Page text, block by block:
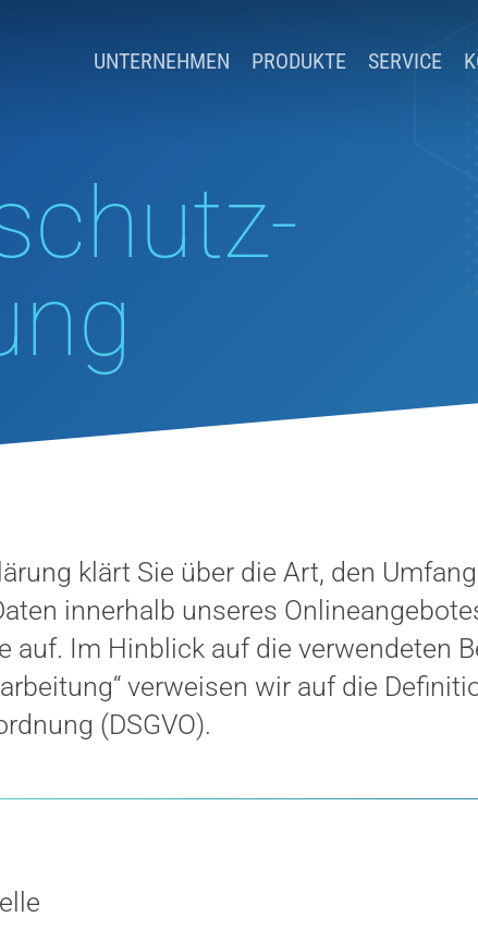
to close
UNTERNEHMEN PRODUKTE SERVICE
klärt Sie über die Art, den
innerhalb unseres
auf. Im Hinblick auf die verwendeten
verweisen wir auf die
(DSGVO).